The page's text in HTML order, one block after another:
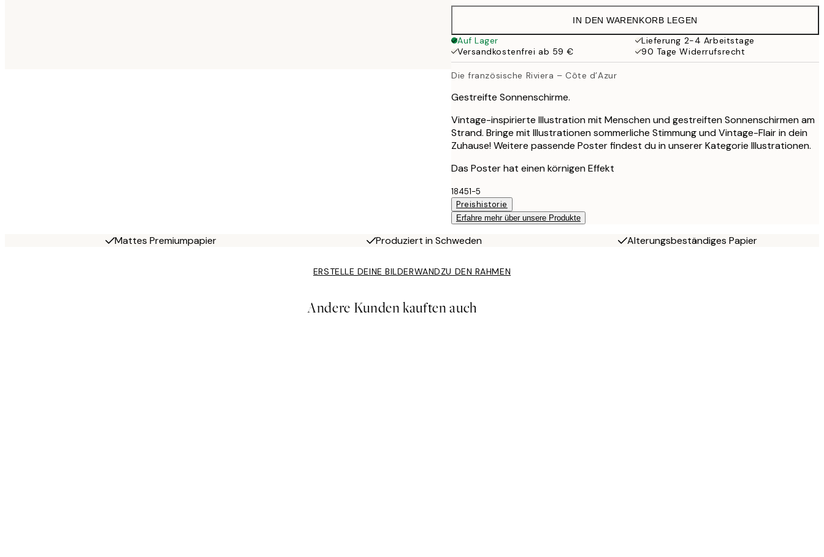
32,45 €
IN DEN WARENKORB LEGEN
Auf Lager
Lieferung 2-4 Arbeitstage
Versandkostenfrei ab 59 €
90 Tage Widerrufsrecht
Die französische Riviera – Côte d’Azur
Gestreifte Sonnenschirme.
Vintage-inspirierte Illustration mit Menschen und gestreiften Sonnenschirmen am
Strand. Bringe mit Illustrationen sommerliche Stimmung und Vintage-Flair in dein
Zuhause! Weitere passende Poster findest du in unserer Kategorie Illustrationen.
Das Poster hat einen körnigen Effekt
18451-5
Preishistorie
Erfahre mehr über unsere Produkte
Mattes Premiumpapier Produziert in Schweden Alterungsbeständiges Papier
ERSTELLE DEINE BILDERWANDZU DEN RAHMEN
Andere Kunden kauften auch